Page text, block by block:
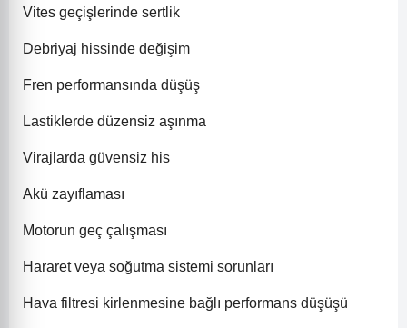
Vites geçişlerinde sertlik
Debriyaj hissinde değişim
Fren performansında düşüş
Lastiklerde düzensiz aşınma
Virajlarda güvensiz his
Akü zayıflaması
Motorun geç çalışması
Hararet veya soğutma sistemi sorunları
Hava filtresi kirlenmesine bağlı performans düşüşü